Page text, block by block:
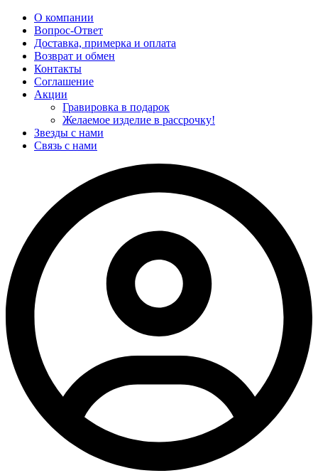
О компании
Вопрос-Ответ
Доставка, примерка и оплата
Возврат и обмен
Контакты
Соглашение
Акции
Гравировка в подарок
Желаемое изделие в рассрочку!
Звезды с нами
Связь с нами